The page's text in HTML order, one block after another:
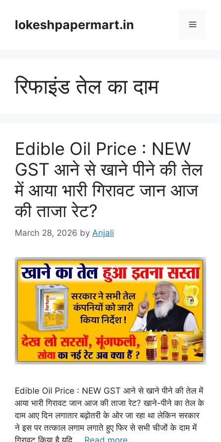
contentlokeshpapermart.in Menu
रिफाइंड तेल का दाम
Edible Oil Price : NEW
GST आने से खाने पीने की तेल
में आया भारी गिरावट जान आज
की ताजा रेट?
March 28, 2026 by Anjali
Edible Oil Price : NEW GST आने से खाने पीने की तेल में
आया भारी गिरावट जान आज की ताजा रेट? खाने-पीने का तेल के
दाम आए दिन लगातार बढ़ोतरी के ओर जा रहा था लेकिन सरकार
ने इस पर तत्काल लगाम लगाते हुए फिर से सभी चीजों के दाम में
गिरावट किया है यदि … Read more